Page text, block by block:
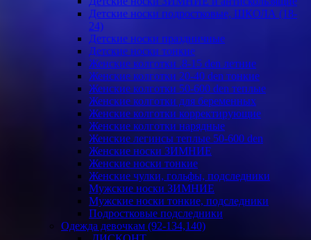
Детские носки подростковые, ШКОЛА (18-
24)
Детские носки праздничные
Детские носки тонкие
Женские колготки .8-15 den летние
Женские колготки 20-40 den тонкие
Женские колготки 50-600 den теплые
Женские колготки для беременных
Женские колготки корректирующие
Женские колготки нарядные
Женские легинсы теплые 50-600 den
Женские носки ЗИМНИЕ
Женские носки тонкие
Женские чулки, гольфы, подследники
Мужские носки ЗИМНИЕ
Мужские носки тонкие, подследники
Подростковые подследники
Одежда девочкам (92-134,140)